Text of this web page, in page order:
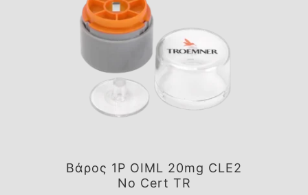
Βάρος 1P OIML 20mg CLE2
No Cert TR